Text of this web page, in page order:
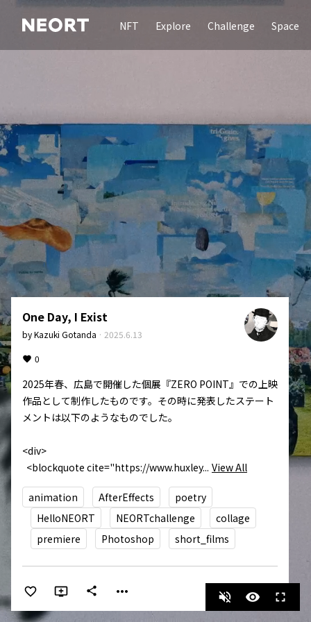
NFT Explore Challenge Space
One Day, I Exist
byKazuki Gotanda · 2025.6.13
0
2025年春、広島で開催した個展『ZERO POINT』での上映
作品として制作したものです。その時に発表したステート
メントは以下のようなものでした。
<div>
  <blockquote cite="https://www.huxley...
View All
animation AfterEffects
poetry
HelloNEORT
NEORTchallenge
collage
premiere
Photoshop short_films
share more_horiz volume_off visibility fullscreen